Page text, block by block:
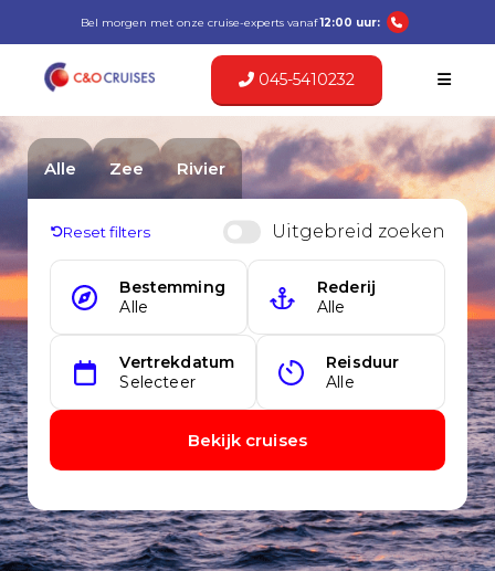
Bel morgen met onze cruise-experts vanaf12:00 uur:
045-5410232